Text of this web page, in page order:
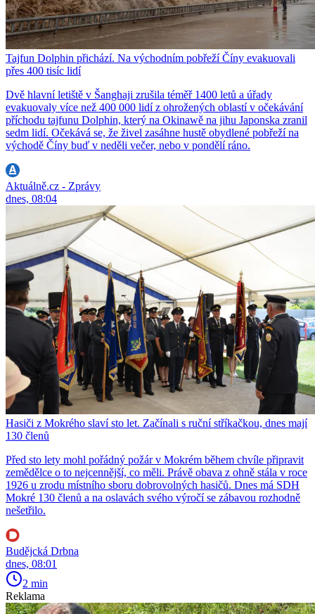
Tajfun Dolphin přichází. Na východním pobřeží Číny evakuovali
přes 400 tisíc lidí
Dvě hlavní letiště v Šanghaji zrušila téměř 1400 letů a úřady
evakuovaly více než 400 000 lidí z ohrožených oblastí v očekávání
příchodu tajfunu Dolphin, který na Okinawě na jihu Japonska zranil
sedm lidí. Očekává se, že živel zasáhne hustě obydlené pobřeží na
východě Číny buď v neděli večer, nebo v pondělí ráno.
Aktuálně.cz - Zprávy
dnes, 08:04
Hasiči z Mokrého slaví sto let. Začínali s ruční stříkačkou, dnes mají
130 členů
Před sto lety mohl pořádný požár v Mokrém během chvíle připravit
zemědělce o to nejcennější, co měli. Právě obava z ohně stála v roce
1926 u zrodu místního sboru dobrovolných hasičů. Dnes má SDH
Mokré 130 členů a na oslavách svého výročí se zábavou rozhodně
nešetřilo.
Budějcká Drbna
dnes, 08:01
2 min
Reklama